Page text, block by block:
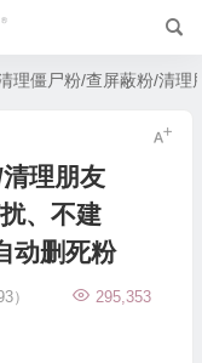
理僵尸粉/查屏蔽粉/清理
理朋友
、不建
动删死粉
）
295,353